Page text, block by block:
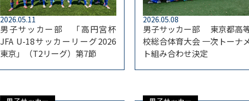
2026.05.11
男子サッカー部 「高円宮杯
JFA U-18サッカーリーグ2026
東京」（T2リーグ）第7節
2026.05.08
男子サッカー部 東京都高
校総合体育大会 一次トーナ
ト組み合わせ決定